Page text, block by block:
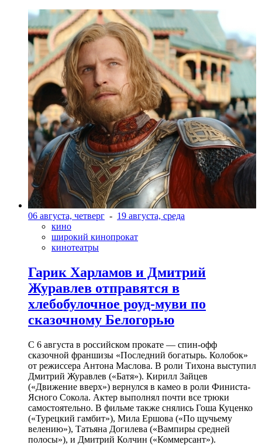
06 августа, четверг - 19 августа, среда
кино
широкий кинопрокат
кинотеатры
Гарик Харламов и Дмитрий
Журавлев отправятся в
хлебобулочное роуд-муви по
сказочному Белогорью
С 6 августа в российском прокате — спин-офф
сказочной франшизы «Последний богатырь. Колобок»
от режиссера Антона Маслова. В роли Тихона выступил
Дмитрий Журавлев («Батя»). Кирилл Зайцев
(«Движение вверх») вернулся в камео в роли Финиста-
Ясного Сокола. Актер выполнял почти все трюки
самостоятельно. В фильме также снялись Гоша Куценко
(«Турецкий гамбит»), Мила Ершова («По щучьему
велению»), Татьяна Догилева («Вампиры средней
полосы»), и Дмитрий Колчин («Коммерсант»).